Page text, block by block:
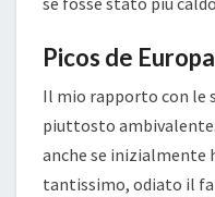
Picos de Europa
Il mio rapporto con le
piuttosto
anche se inizialmente
tantissimo, odiato il